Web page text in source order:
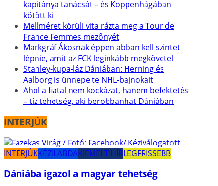
kapitánya tanácsát – és Koppenhágában
kötött ki
Mellméret körüli vita rázta meg a Tour de
France Femmes mezőnyét
Markgráf Ákosnak éppen abban kell szintet
lépnie, amit az FCK leginkább megkövetel
Stanley-kupa-láz Dániában: Herning és
Aalborg is ünnepelte NHL-bajnokait
Ahol a fiatal nem kockázat, hanem befektetés
– tíz tehetség, aki berobbanhat Dániában
INTERJÚK
INTERJÚKKÉZILABDAKIEMELT HÍRLEGFRISSEBB
Dániába igazol a magyar tehetség